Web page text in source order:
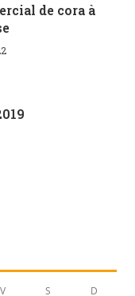
de cora à
V S D